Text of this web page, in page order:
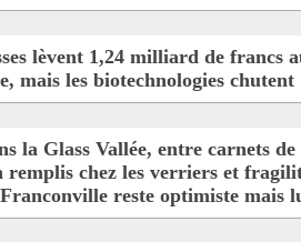
lèvent 1,24 milliard de francs
mais les biotechnologies chutent
la Glass Vallée, entre carnets de
remplis chez les verriers et
reste optimiste mais